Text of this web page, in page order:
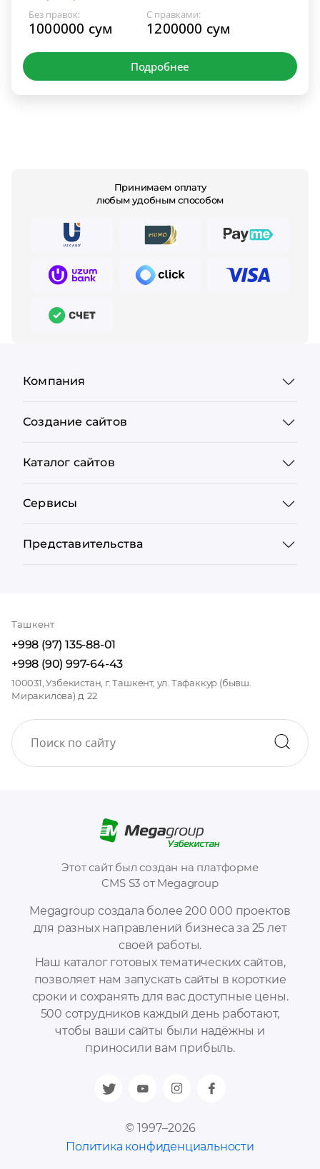
Без правок:
1000000 сум
С правками:
1200000 сум
Подробнее
Принимаем оплату
любым удобным способом
Megagroup создала более 200 000 проектов
для разных направлений бизнеса за 25 лет
своей работы.
Наш каталог готовых тематических сайтов,
позволяет нам запускать сайты в короткие
сроки и сохранять для вас доступные цены.
500 сотрудников каждый день работают,
чтобы ваши сайты были надёжны и
приносили вам прибыль.
© 1997–2026
Политика конфиденциальности
Этот сайт был создан на платформе
CMS S3 от Megagroup
Компания
Создание сайтов
Каталог сайтов
Сервисы
Представительства
Ташкент
+998 (97) 135-88-01
+998 (90) 997-64-43
100031, Узбекистан, г. Ташкент, ул. Тафаккур (бывш.
Миракилова) д. 22